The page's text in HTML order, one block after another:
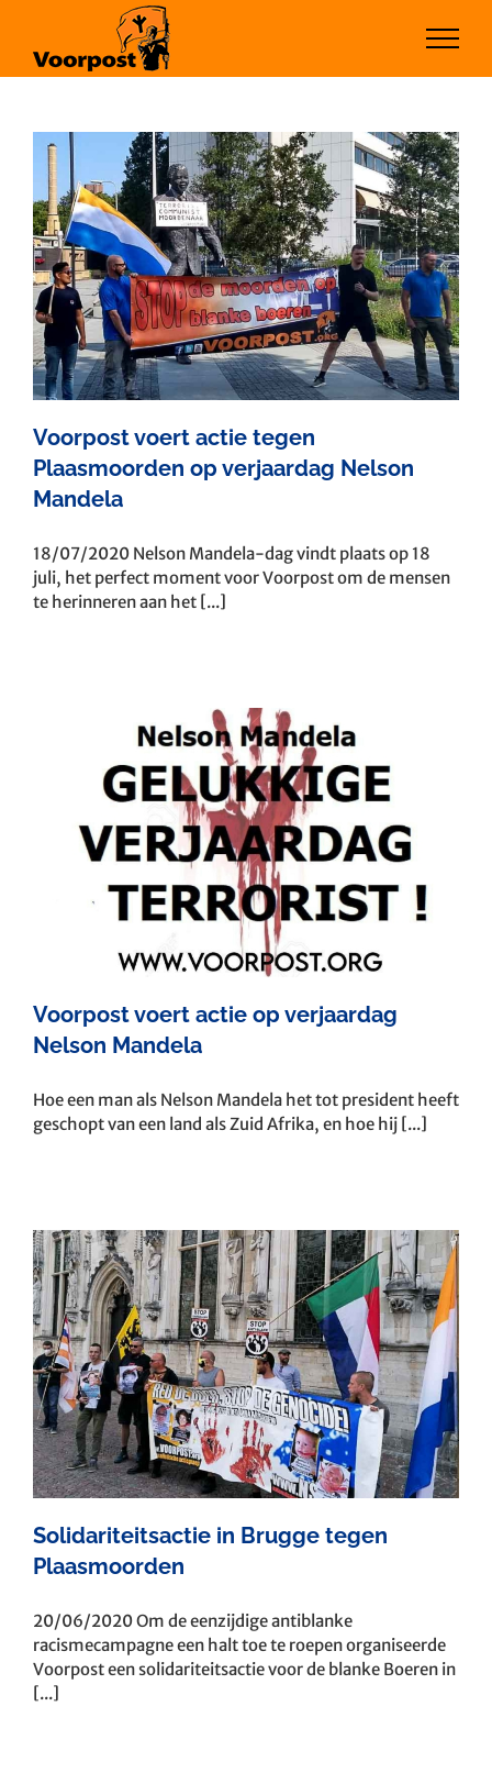
inhoud
Voorpost voert actie tegen
Plaasmoorden op verjaardag Nelson
Mandela
18/07/2020 Nelson Mandela-dag vindt plaats op 18
juli, het perfect moment voor Voorpost om de mensen
te herinneren aan het [...]
Voorpost voert actie op verjaardag
Nelson Mandela
Hoe een man als Nelson Mandela het tot president heeft
geschopt van een land als Zuid Afrika, en hoe hij [...]
Solidariteitsactie in Brugge tegen
Plaasmoorden
20/06/2020 Om de eenzijdige antiblanke
racismecampagne een halt toe te roepen organiseerde
Voorpost een solidariteitsactie voor de blanke Boeren in
[...]